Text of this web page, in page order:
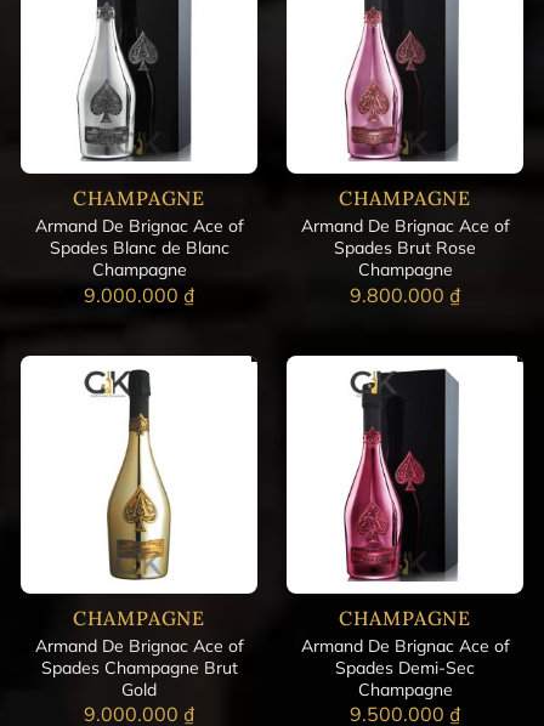
CHAMPAGNE
Armand De Brignac Ace of
Spades Blanc de Blanc
Champagne
9.000.000 ₫
CHAMPAGNE
Armand De Brignac Ace of
Spades Brut Rose
Champagne
9.800.000 ₫
CHAMPAGNE
Armand De Brignac Ace of
Spades Champagne Brut
Gold
9.000.000 ₫
CHAMPAGNE
Armand De Brignac Ace of
Spades Demi-Sec
Champagne
9.500.000 ₫